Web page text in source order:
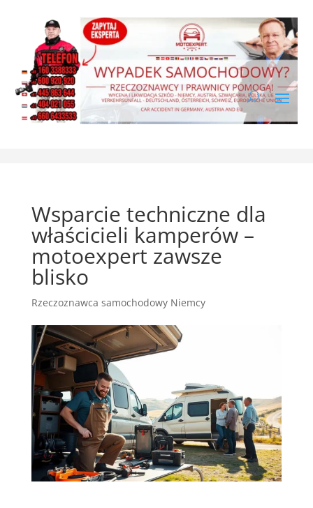
Wsparcie techniczne dla
właścicieli kamperów –
motoexpert zawsze
blisko
Rzeczoznawca samochodowy Niemcy